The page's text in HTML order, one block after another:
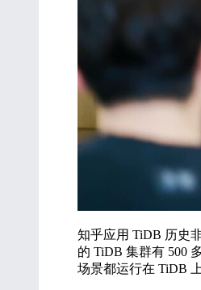
知乎应用 TiDB 历史
的 TiDB 集群有 500
场景都运行在 TiDB 上